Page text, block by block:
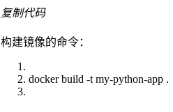
复制代码
构建镜像的命令：
docker build -t my-python-app .